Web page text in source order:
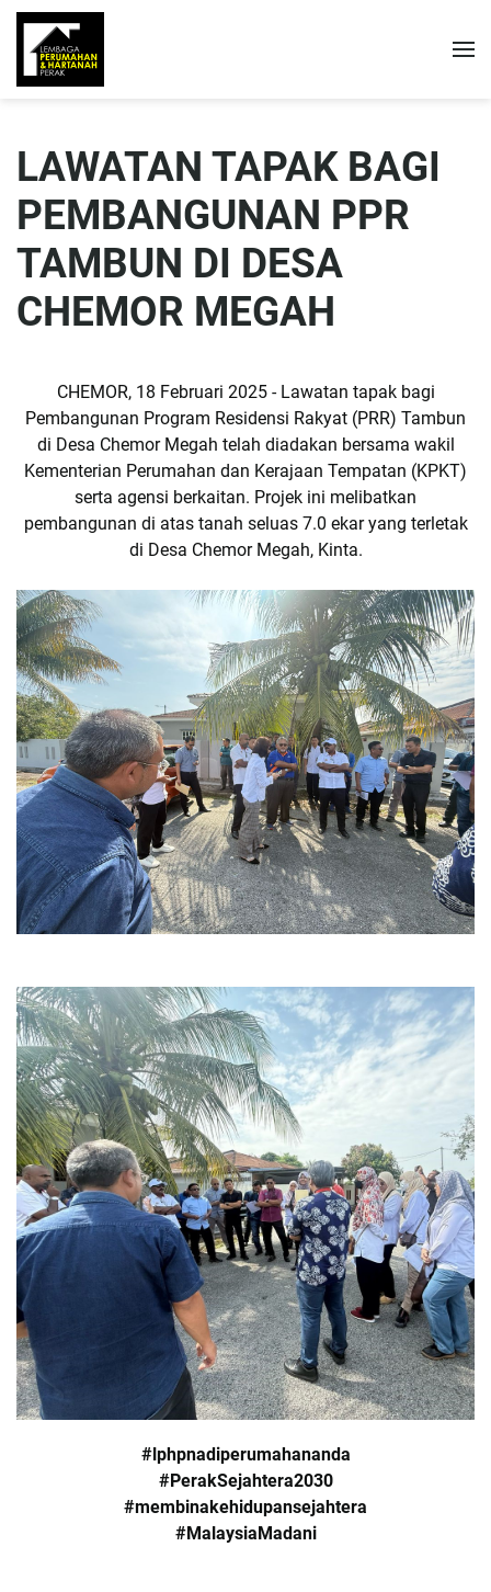
LAWATAN TAPAK BAGI
PEMBANGUNAN PPR
TAMBUN DI DESA
CHEMOR MEGAH
CHEMOR, 18 Februari 2025 - Lawatan tapak bagi
Pembangunan Program Residensi Rakyat (PRR) Tambun
di Desa Chemor Megah telah diadakan bersama wakil
Kementerian Perumahan dan Kerajaan Tempatan (KPKT)
serta agensi berkaitan. Projek ini melibatkan
pembangunan di atas tanah seluas 7.0 ekar yang terletak
di Desa Chemor Megah, Kinta.
#lphpnadiperumahananda
#PerakSejahtera2030
#membinakehidupansejahtera
#MalaysiaMadani